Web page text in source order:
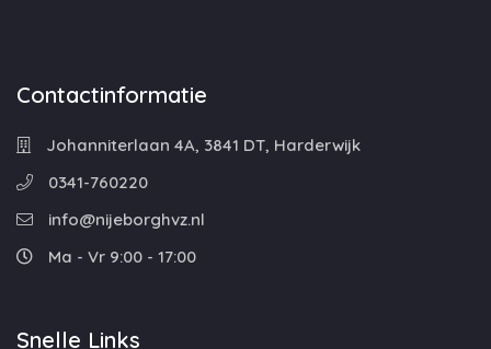
Contactinformatie
Johanniterlaan 4A, 3841 DT, Harderwijk
0341-760220
info@nijeborghvz.nl
Ma - Vr 9:00 - 17:00
Snelle Links